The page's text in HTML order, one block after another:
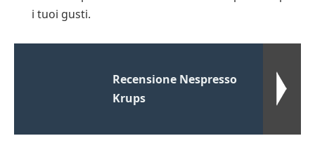
i tuoi gusti.
Recensione Nespresso
Krups